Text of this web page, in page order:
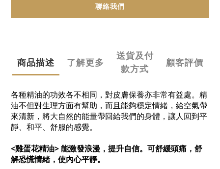
聯絡我們
商品描述 了解更多
送貨及付
款方式
顧客評價
各種精油的功效各不相同，對皮膚保養亦非常有益處。精
油不但對生理方面有幫助，而且能夠穩定情緒，給空氣帶
來清新，將大自然的能量帶回給我們的身體，讓人回到平
靜、和平、舒服的感覺。
<雞蛋花精油> 能激發浪漫，提升自信。可舒緩頭痛，舒
解恐慌情緒，使內心平靜。